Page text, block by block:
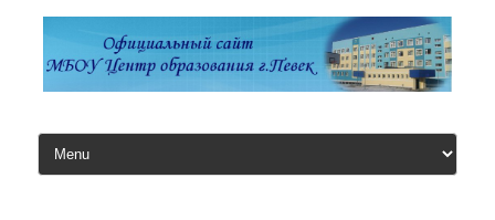
содержимому